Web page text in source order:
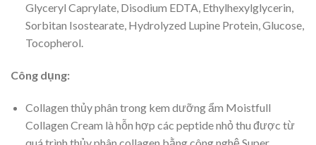
Glyceryl Caprylate, Disodium EDTA, Ethylhexylglycerin,
Sorbitan Isostearate, Hydrolyzed Lupine Protein, Glucose,
Tocopherol.
Công dụng:
Collagen thủy phân trong kem dưỡng ẩm Moistfull
Collagen Cream là hỗn hợp các peptide nhỏ thu được từ